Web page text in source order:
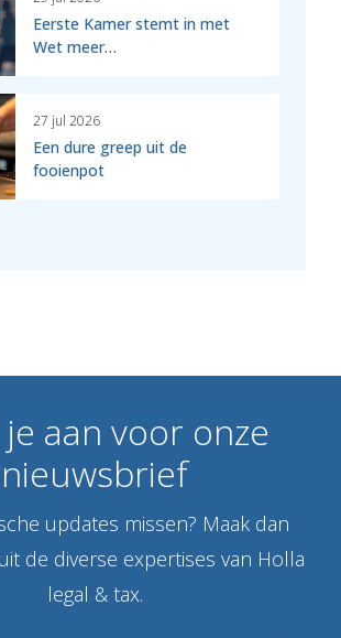
Eerste Kamer stemt in met
Wet meer…
27 jul 2026
Een dure greep uit de
fooienpot
je aan voor onze
nieuwsbrief
updates missen? Maak dan
de diverse expertises van Holla
legal & tax.